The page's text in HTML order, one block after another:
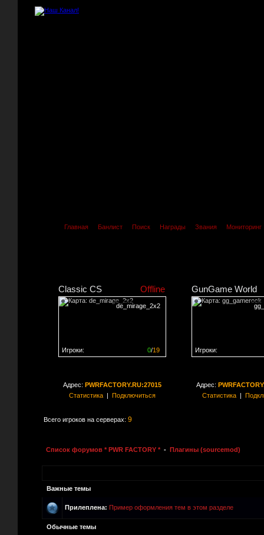
Главная Банлист Поиск Награды Звания Мониторинг
Classic CS Offline
de_mirage_2x2
0/19
Игроки:
GunGame World
Игроки:
Адрес: PWRFACTORY.RU:27015
Статистика| Подключиться
Адрес:
Статистика|
Всего игроков на серверах: 9
Список форумов * PWR FACTORY * - Плагины (sourcemod)
Важные темы
Прилеплена: Пример оформления тем в этом разделе
Обычные темы